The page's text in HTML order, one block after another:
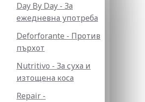
Day By Day - За
ежедневна употреба
Deforforante - Против
пърхот
Nutritivo - За суха и
изтощена коса
Repair -